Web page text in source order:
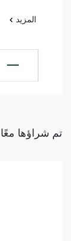
المزيد
تم شراؤها معًا